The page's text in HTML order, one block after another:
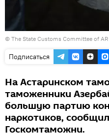
© The State Customs Committee of AR
Подписаться
На Астаринском
таможенники
большую партию
наркотиков,
Госкомтаможни.